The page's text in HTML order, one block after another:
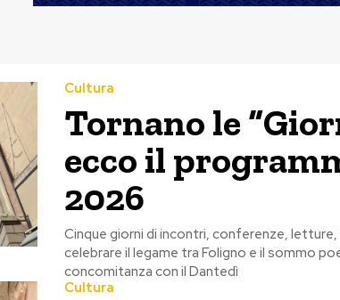
Cultura
Tornano le
ecco il
2026
Cinque giorni di incontri, conferenze,
celebrare il legame tra Foligno e il sommo
concomitanza con il Dantedì
Cultura